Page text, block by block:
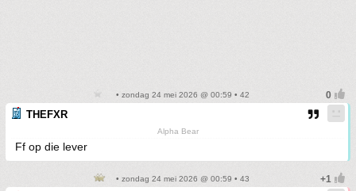
• zondag 24 mei 2026 @ 00:59 • 42
THEFXR
Alpha Bear
Ff op die lever
• zondag 24 mei 2026 @ 00:59 • 43